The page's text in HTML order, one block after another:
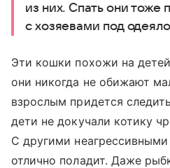
из них. Спать они тоже
с хозяевами под
Эти кошки похожи на
они никогда не обижают
взрослым придется
дети не докучали котику
С другими
отлично поладит. Даже